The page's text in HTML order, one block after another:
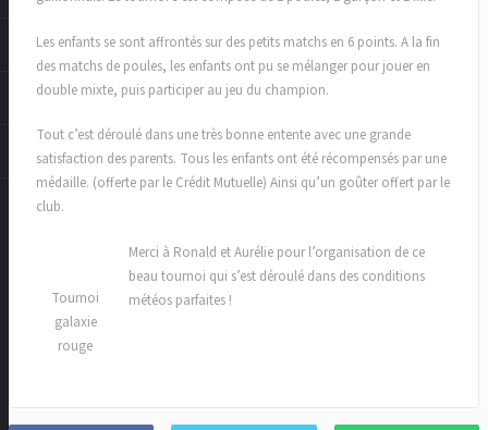
Les enfants se sont affrontés sur des petits matchs en 6 points. A la fin
des matchs de poules, les enfants ont pu se mélanger pour jouer en
double mixte, puis participer au jeu du champion.
Tout c’est déroulé dans une très bonne entente avec une grande
satisfaction des parents. Tous les enfants ont été récompensés par une
médaille. (offerte par le Crédit Mutuelle) Ainsi qu’un goûter offert par le
club.
Tournoi
galaxie
rouge
Merci à Ronald et Aurélie pour l’organisation de ce
beau tournoi qui s’est déroulé dans des conditions
météos parfaites !